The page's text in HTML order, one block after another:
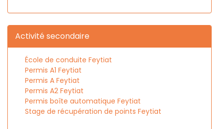
Activité secondaire
École de conduite Feytiat
Permis A1 Feytiat
Permis A Feytiat
Permis A2 Feytiat
Permis boîte automatique Feytiat
Stage de récupération de points Feytiat